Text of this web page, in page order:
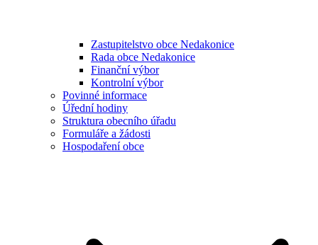
Zastupitelstvo obce Nedakonice
Rada obce Nedakonice
Finanční výbor
Kontrolní výbor
Povinné informace
Úřední hodiny
Struktura obecního úřadu
Formuláře a žádosti
Hospodaření obce